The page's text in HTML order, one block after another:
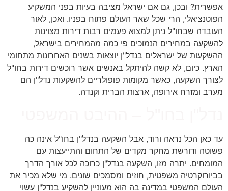
אפשרית? ובכן, גם אם ישראל מציבה בעיות בפני המשקיע
הפוטנציאלי, הרי שכל שאר העולם פתוח בפניו. ואכן, לאור
העובדה שבחו"ל ניתן למצוא פעמים רבות דירות מצוינות
להשקעה במחירים הנמוכים פי כמה מהמחירים בישראל,
ההשקעות של ישראלים בנדל"ן יוצאות בשנים האחרונות מתחומי
הארץ. כיום, לא קשה להיתקל באנשים אשר רוכשים דירות בחו"ל
לצורך השקעה, כאשר מקומות פופולריים להשקעות נדל"ן הם
מערב ומזרח אירופה, ארצות הברית וקנדה.
עד כאן הכל נראה ורוד, אבל השקעה בנדל"ן בחו"ל אינה כה
פשוטה ודורשת מחקר מקדים של התחום והתייעצות עם
המומחים. יתרה מזו, השקעה בנדל"ן כרוכה לכל אורך הדרך
בביורוקרטיה משפטית, חוזים ומסמכים שונים. מי שלא מכיר את
העולם המשפטי במדינה בה הוא מעוניין להשקיע בנדל"ן עשוי